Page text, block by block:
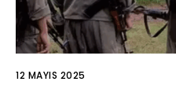
12 MAYIS 2025